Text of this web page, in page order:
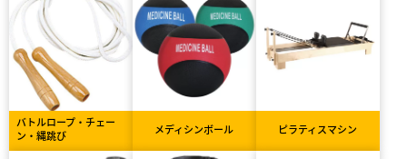
バトルロープ・チェー
ン・縄跳び
メディシンボール ピラティスマシン